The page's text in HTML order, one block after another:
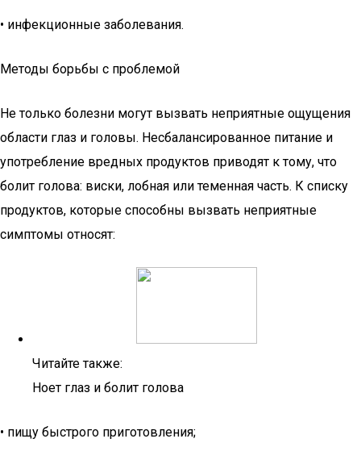
• инфекционные заболевания.
Методы борьбы с проблемой
Не только болезни могут вызвать неприятные ощущения
области глаз и головы. Несбалансированное питание и
употребление вредных продуктов приводят к тому, что
болит голова: виски, лобная или теменная часть. К списку
продуктов, которые способны вызвать неприятные
симптомы относят:
Читайте также:
Ноет глаз и болит голова
• пищу быстрого приготовления;